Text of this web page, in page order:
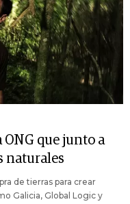
ONG que junto a
naturales
de tierras para crear
Galicia, Global Logic y